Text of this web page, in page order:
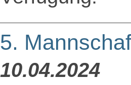
5.
10.04.2024